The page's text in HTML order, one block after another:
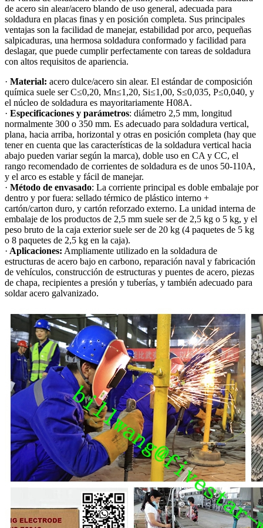
de acero sin alear/acero blando de uso general, adecuada para
soldadura en placas finas y en posición completa. Sus principales
ventajas son la facilidad de manejar, estabilidad por arco, pequeñas
salpicaduras, una hermosa soldadura conformado y facilidad para
deslagar, que puede cumplir perfectamente con tareas de soldadura
con altos requisitos de apariencia.
· Material: acero dulce/acero sin alear. El estándar de composición
química suele ser C≤0,20, Mn≤1,20, Si≤1,00, S≤0,035, P≤0,040, y
el núcleo de soldadura es mayoritariamente H08A.
· Especificaciones y parámetros: diámetro 2,5 mm, longitud
normalmente 300 o 350 mm. Es adecuado para soldadura vertical,
plana, hacia arriba, horizontal y otras en posición completa (hay que
tener en cuenta que las características de la soldadura vertical hacia
abajo pueden variar según la marca), doble uso en CA y CC, el
rango recomendado de corrientes de soldadura es de unos 50-110A,
y el arco es estable y fácil de manejar.
· Método de envasado: La corriente principal es doble embalaje por
dentro y por fuera: sellado térmico de plástico interno +
cartón/carton duro, y cartón reforzado externo. La unidad interna de
embalaje de los productos de 2,5 mm suele ser de 2,5 kg o 5 kg, y el
peso bruto de la caja exterior suele ser de 20 kg (4 paquetes de 5 kg
o 8 paquetes de 2,5 kg en la caja).
· Aplicaciones: Ampliamente utilizado en la soldadura de
estructuras de acero bajo en carbono, reparación naval y fabricación
de vehículos, construcción de estructuras y puentes de acero, piezas
de chapa, recipientes a presión y tuberías, y también adecuado para
soldar acero galvanizado.